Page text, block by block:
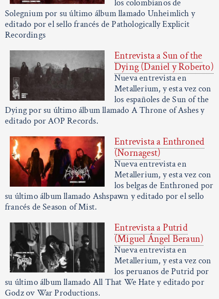
los colombianos de
Solegnium por su último álbum llamado Unheimlich y
editado por el sello francés de Pathologically Explicit
Recordings
Entrevista a Sun of the
Dying (Daniel y Roberto)
Nueva entrevista en
Metallerium, y esta vez con
los españoles de Sun of the
Dying por su último álbum llamado A Throne of Ashes y
editado por AOP Records.
Entrevista a Enthroned
(Nornagest)
Nueva entrevista en
Metallerium, y esta vez con
los belgas de Enthroned por
su último álbum llamado Ashspawn y editado por el sello
francés de Season of Mist.
Entrevista a Putrid
(Miguel Ángel Beraun)
Nueva entrevista en
Metallerium, y esta vez con
los peruanos de Putrid por
su último álbum llamado All That We Hate y editado por
Godz ov War Productions.